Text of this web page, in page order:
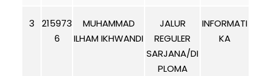
3
215973
6
MUHAMMAD
ILHAM IKHWANDI
JALUR
REGULER
SARJANA/DI
PLOMA
INFORMATI
KA